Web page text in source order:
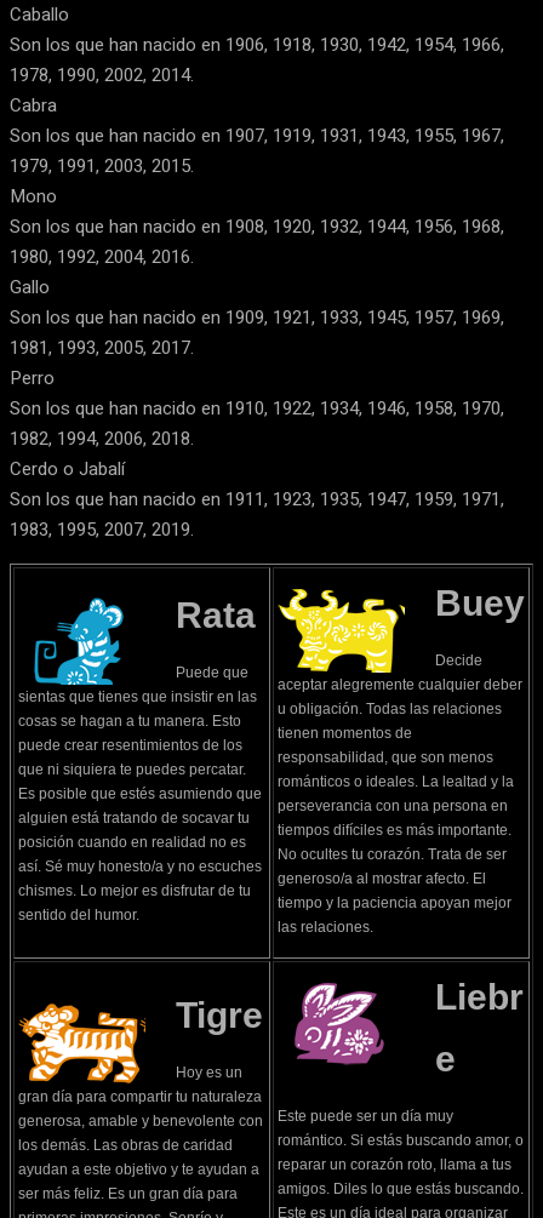
Caballo
Son los que han nacido en 1906, 1918, 1930, 1942, 1954, 1966,
1978, 1990, 2002, 2014.
Cabra
Son los que han nacido en 1907, 1919, 1931, 1943, 1955, 1967,
1979, 1991, 2003, 2015.
Mono
Son los que han nacido en 1908, 1920, 1932, 1944, 1956, 1968,
1980, 1992, 2004, 2016.
Gallo
Son los que han nacido en 1909, 1921, 1933, 1945, 1957, 1969,
1981, 1993, 2005, 2017.
Perro
Son los que han nacido en 1910, 1922, 1934, 1946, 1958, 1970,
1982, 1994, 2006, 2018.
Cerdo o Jabalí
Son los que han nacido en 1911, 1923, 1935, 1947, 1959, 1971,
1983, 1995, 2007, 2019.
Rata
Puede que
sientas que tienes que insistir en las
cosas se hagan a tu manera. Esto
puede crear resentimientos de los
que ni siquiera te puedes percatar.
Es posible que estés asumiendo que
alguien está tratando de socavar tu
posición cuando en realidad no es
así. Sé muy honesto/a y no escuches
chismes. Lo mejor es disfrutar de tu
sentido del humor.
Buey
Decide
aceptar alegremente cualquier deber
u obligación. Todas las relaciones
tienen momentos de
responsabilidad, que son menos
románticos o ideales. La lealtad y la
perseverancia con una persona en
tiempos difíciles es más importante.
No ocultes tu corazón. Trata de ser
generoso/a al mostrar afecto. El
tiempo y la paciencia apoyan mejor
las relaciones.
Tigre
Hoy es un
gran día para compartir tu naturaleza
generosa, amable y benevolente con
los demás. Las obras de caridad
ayudan a este objetivo y te ayudan a
ser más feliz. Es un gran día para
Liebr
e
Este puede ser un día muy
romántico. Si estás buscando amor, o
reparar un corazón roto, llama a tus
amigos. Diles lo que estás buscando.
Este es un día ideal para organizar